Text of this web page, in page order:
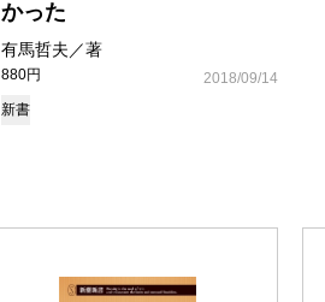
かった
有馬哲夫／著
880円
2018/09/14
新書